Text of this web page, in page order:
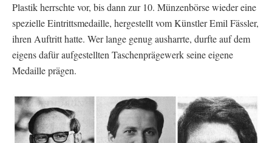
Plastik herrschte vor, bis dann zur 10. Münzenbörse wieder eine
spezielle Eintrittsmedaille, hergestellt vom Künstler Emil Fässler,
ihren Auftritt hatte. Wer lange genug ausharrte, durfte auf dem
eigens dafür aufgestellten Taschenprägewerk seine eigene
Medaille prägen.